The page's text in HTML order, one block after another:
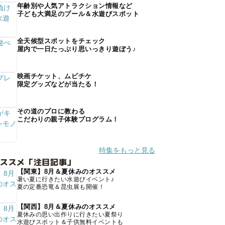
年齢別や人気アトラクション情報など
子ども大満足のプール＆水遊びスポット
全天候型スポットをチェック
屋内で一日たっぷり思いっきり遊ぼう♪
映画チケット、ムビチケ
限定グッズなどが当たる！
その道のプロに教わる
こだわりの親子体験プログラム！
特集をもっと見る
スメ「注目記事」
【関東】8月＆夏休みのオススメ
暑い夏に行きたい水遊びイベント♪
夏の定番恐竜＆昆虫展も開催！
【関西】8月＆夏休みのオススメ
夏休みの思い出作りに行きたい夏祭り
水遊びスポット＆子供無料イベントも